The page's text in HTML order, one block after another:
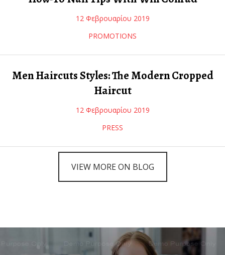
12 Φεβρουαρίου 2019
PROMOTIONS
Men Haircuts Styles: The Modern Cropped
Haircut
12 Φεβρουαρίου 2019
PRESS
VIEW MORE ON BLOG